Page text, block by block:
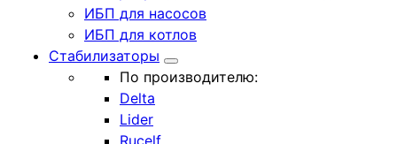
ИБП для насосов
ИБП для котлов
Стабилизаторы
По производителю:
Delta
Lider
Rucelf